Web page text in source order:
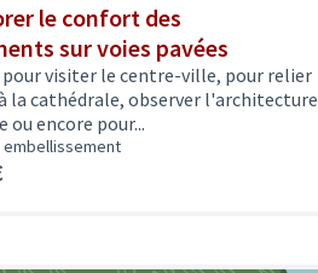
le confort des
sur voies pavées
pour visiter le centre-ville, pour relier
la cathédrale, observer l'architecture
ou encore pour...